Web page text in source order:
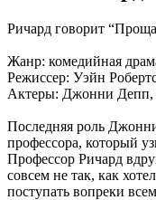
Ричард говорит
Жанр: комедийная
Режиссер: Уэйн
Актеры: Джонни Депп,
Последняя роль
профессора, который
Профессор Ричард
совсем не так, как
поступать вопреки